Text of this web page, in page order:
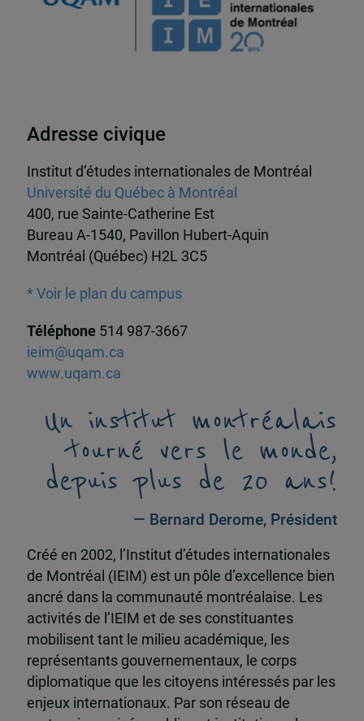
Adresse civique
Institut d’études internationales de Montréal
Université du Québec à Montréal
400, rue Sainte-Catherine Est
Bureau A-1540, Pavillon Hubert-Aquin
Montréal (Québec) H2L 3C5
* Voir le plan du campus
Téléphone 514 987-3667
ieim@uqam.ca
www.uqam.ca
Un institut montréalais
tourné vers le monde,
depuis plus de 20 ans!
— Bernard Derome, Président
Créé en 2002, l’Institut d’études internationales
de Montréal (IEIM) est un pôle d’excellence bien
ancré dans la communauté montréalaise. Les
activités de l’IEIM et de ses constituantes
mobilisent tant le milieu académique, les
représentants gouvernementaux, le corps
diplomatique que les citoyens intéressés par les
enjeux internationaux. Par son réseau de